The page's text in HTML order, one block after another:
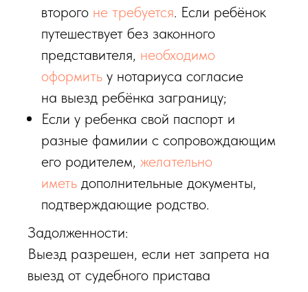
второго не требуется. Если ребёнок
путешествует без законного
представителя, необходимо
оформить у нотариуса согласие
на выезд ребёнка заграницу;
Если у ребенка свой паспорт и
разные фамилии с сопровождающим
его родителем, желательно
иметь дополнительные документы,
подтверждающие родство.
Задолженности:
Выезд разрешен, если нет запрета на
выезд от судебного пристава